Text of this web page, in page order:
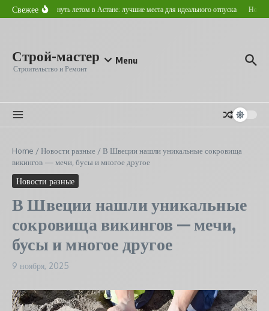
Перейти к содержанию
Свежее
Где отдохнуть летом в Астане: лучшие места для идеального отпуска
Строй-мастер
Строительство и Ремонт
Menu
Home /Новости разные /В Швеции нашли уникальные сокровища
викингов — мечи, бусы и многое другое
Новости разные
В Швеции нашли уникальные
сокровища викингов — мечи,
бусы и многое другое
9 ноября, 2025